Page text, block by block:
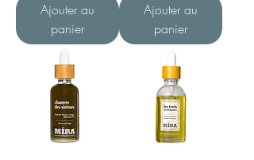
Ajouter au
panier
Ajouter au
panier